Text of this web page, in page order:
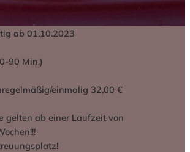
ab 01.10.2023
90 Min.)
einmalig 32,00 €
gelten ab einer Laufzeit von